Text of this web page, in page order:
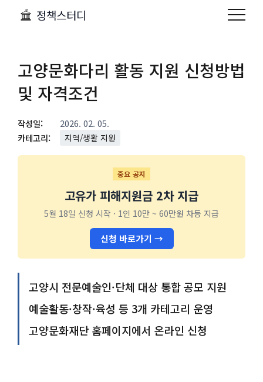
정책스터디
고양문화다리 활동 지원 신청방법
및 자격조건
작성일:
2026. 02. 05.
카테고리:
지역/생활 지원
중요 공지
고유가 피해지원금 2차 지급
5월 18일 신청 시작 · 1인 10만 ~ 60만원 차등 지급
신청 바로가기 →
고양시 전문예술인·단체 대상 통합 공모 지원
예술활동·창작·육성 등 3개 카테고리 운영
고양문화재단 홈페이지에서 온라인 신청